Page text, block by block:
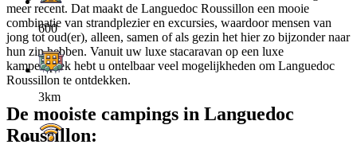
meer recent. Dat maakt de Languedoc Roussillon een mooie
combinatie van strandplezier en excursies, waardoor mensen van
jong tot oud(er), alleen, samen of als gezin het hier zo bijzonder naar
hun zin hebben. Vanuit uw luxe stacaravan op een luxe
kampeerplek hebt u ontelbaar veel mogelijkheden om Languedoc
Roussillon te ontdekken.
De mooiste campings in Languedoc
Roussillon:
600
3km